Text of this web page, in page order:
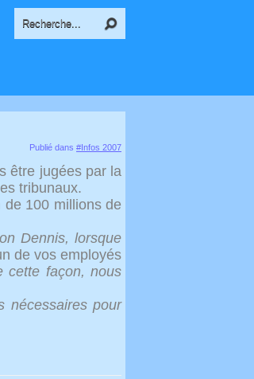
Publié dans #Infos 2007
être jugées par la
tribunaux.
de 100 millions de
Dennis, lorsque
de vos employés
cette façon, nous
nécessaires pour